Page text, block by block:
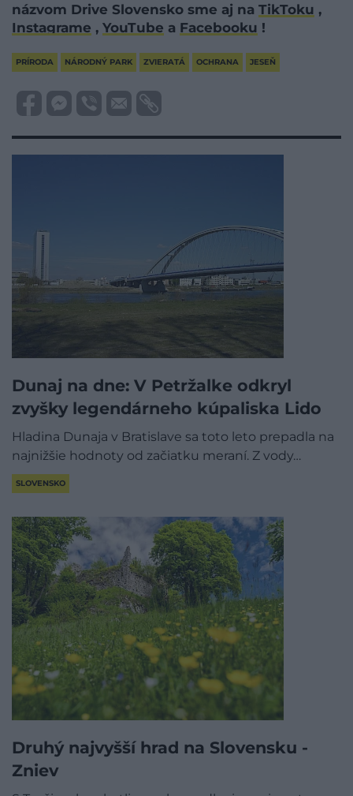
názvom Drive Slovensko sme aj na TikToku ,
Instagrame , YouTube a Facebooku !
PRÍRODA NÁRODNÝ PARK ZVIERATÁ OCHRANA JESEŇ
Dunaj na dne: V Petržalke odkryl
zvyšky legendárneho kúpaliska Lido
Hladina Dunaja v Bratislave sa toto leto prepadla na
najnižšie hodnoty od začiatku meraní. Z vody…
SLOVENSKO
Druhý najvyšší hrad na Slovensku -
Zniev